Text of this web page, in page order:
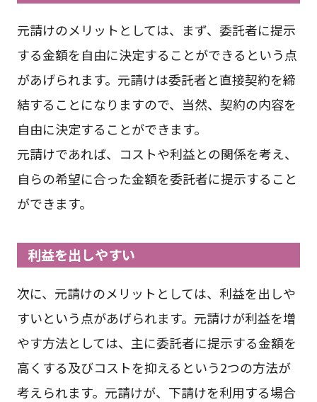
元請けのメリットとしては、まず、委託者に提示
する金額を自由に決定することができるという点
があげられます。元請けは委託者と直接契約を締
結することになりますので、当然、契約の内容を
自由に決定することができます。
元請けであれば、コストや利益との関係を考え、
自らの希望に合った金額を委託者に提示すること
ができます。
利益を出しやすい
次に、元請けのメリットとしては、利益を出しや
すいという点があげられます。元請けが利益を増
やす方法としては、主に委託者に提示する金額を
高くする及びコストを抑えるという2つの方法が
考えられます。元請けが、下請けを利用する場合